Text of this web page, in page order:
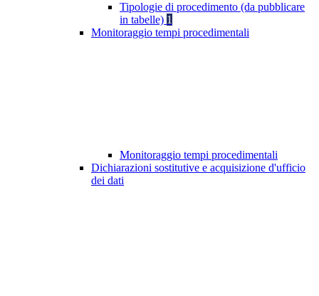
Tipologie di procedimento (da pubblicare
in tabelle) 1
Monitoraggio tempi procedimentali
Monitoraggio tempi procedimentali
Dichiarazioni sostitutive e acquisizione d'ufficio
dei dati